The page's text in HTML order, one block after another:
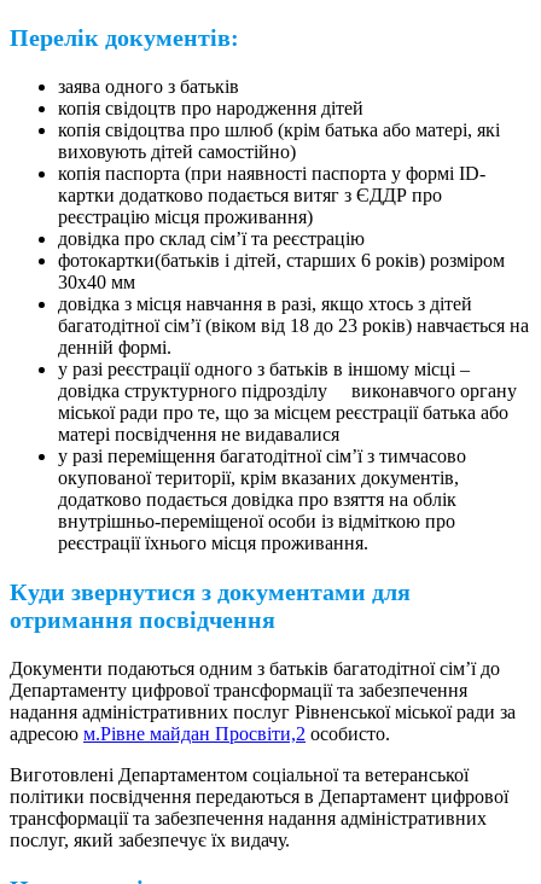
Перелік документів:
заява одного з батьків
копія свідоцтв про народження дітей
копія свідоцтва про шлюб (крім батька або матері, які
виховують дітей самостійно)
копія паспорта (при наявності паспорта у формі ID-
картки додатково подається витяг з ЄДДР про
реєстрацію місця проживання)
довідка про склад сім’ї та реєстрацію
фотокартки(батьків і дітей, старших 6 років) розміром
30х40 мм
довідка з місця навчання в разі, якщо хтось з дітей
багатодітної сім’ї (віком від 18 до 23 років) навчається на
денній формі.
у разі реєстрації одного з батьків в іншому місці –
довідка структурного підрозділу виконавчого органу
міської ради про те, що за місцем реєстрації батька або
матері посвідчення не видавалися
у разі переміщення багатодітної сім’ї з тимчасово
окупованої території, крім вказаних документів,
додатково подається довідка про взяття на облік
внутрішньо-переміщеної особи із відміткою про
реєстрації їхнього місця проживання.
Куди звернутися з документами для
отримання посвідчення
Документи подаються одним з батьків багатодітної сім’ї до
Департаменту цифрової трансформації та забезпечення
надання адміністративних послуг Рівненської міської ради за
адресою м.Рівне майдан Просвіти,2 особисто.
Виготовлені Департаментом соціальної та ветеранської
політики посвідчення передаються в Департамент цифрової
трансформації та забезпечення надання адміністративних
послуг, який забезпечує їх видачу.